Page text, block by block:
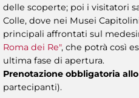
delle scoperte; poi i visitatori
Colle, dove nei Musei
principali affrontati sul
Roma dei Re", che potrà così
ultima fase di apertura.
Prenotazione obbligatoria
partecipanti).